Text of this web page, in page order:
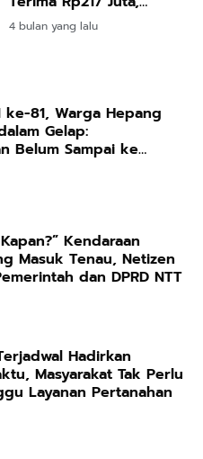
Gubernur Emanuel
Melkiades Laka Lena:
4 bulan yang lalu
ke-81, Warga Hepang
Gelap:
Belum Sampai ke
Kendaraan
Masuk Tenau, Netizen
dan DPRD NTT
Hadirkan
Masyarakat Tak Perlu
Layanan Pertanahan